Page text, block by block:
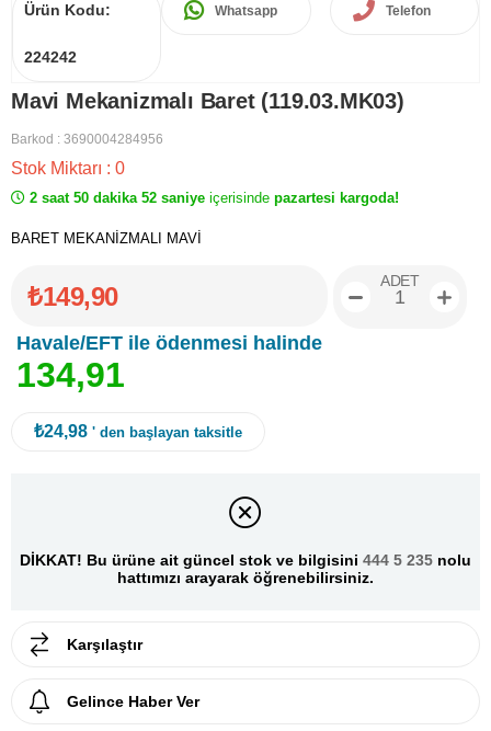
Ürün Kodu:
224242
Whatsapp Telefon
Mavi Mekanizmalı Baret (119.03.MK03)
Barkod : 3690004284956
Stok Miktarı : 0
2 saat 50 dakika 52 saniye içerisinde pazartesi kargoda!
BARET MEKANİZMALI MAVİ
₺149,90
Havale/EFT ile ödenmesi halinde
134,91
ADET
₺24,98 ' den başlayan taksitle
DİKKAT! Bu ürüne ait güncel stok ve bilgisini 444 5 235 nolu
hattımızı arayarak öğrenebilirsiniz.
Karşılaştır
Gelince Haber Ver